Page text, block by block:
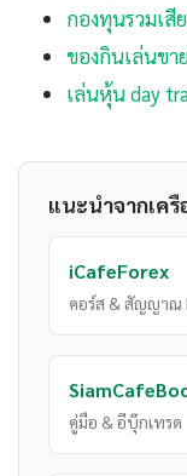
กองทุนรวมเสี
ของกินเล่นขา
เล่นหุ้น day
แนะนำจากเค
iCafeForex
คอร์ส & สัญญาณ
คู่มือ & อีบุ๊กเทรด